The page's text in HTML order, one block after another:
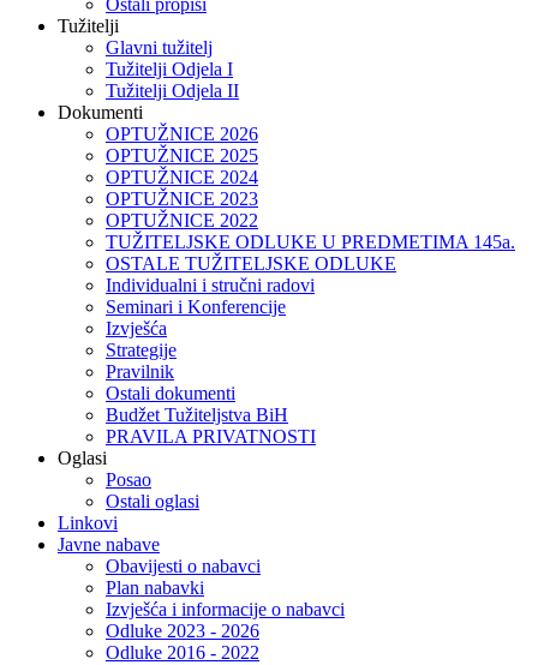
Ostali propisi
Tužitelji
Glavni tužitelj
Tužitelji Odjela I
Tužitelji Odjela II
Dokumenti
OPTUŽNICE 2026
OPTUŽNICE 2025
OPTUŽNICE 2024
OPTUŽNICE 2023
OPTUŽNICE 2022
TUŽITELJSKE ODLUKE U PREDMETIMA 145a.
OSTALE TUŽITELJSKE ODLUKE
Individualni i stručni radovi
Seminari i Konferencije
Izvješća
Strategije
Pravilnik
Ostali dokumenti
Budžet Tužiteljstva BiH
PRAVILA PRIVATNOSTI
Oglasi
Posao
Ostali oglasi
Linkovi
Javne nabave
Obavijesti o nabavci
Plan nabavki
Izvješća i informacije o nabavci
Odluke 2023 - 2026
Odluke 2016 - 2022